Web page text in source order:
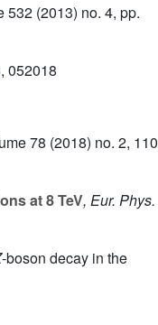
532 (2013) no. 4, pp.
052018
78 (2018) no. 2, 110
at 8 TeV, Eur. Phys.
-boson decay in the